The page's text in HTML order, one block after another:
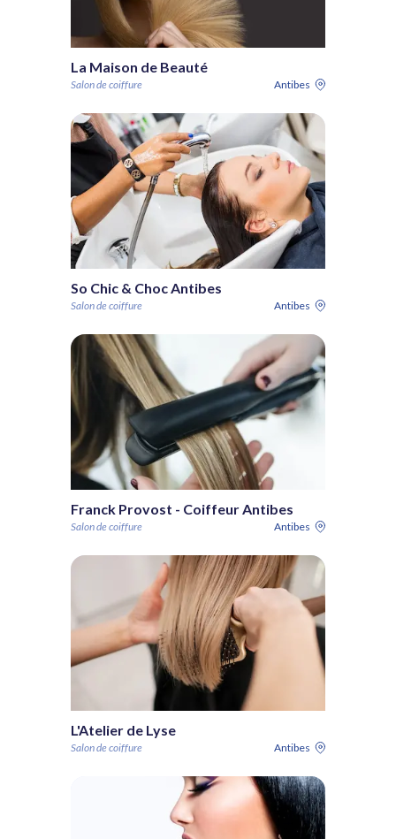
La Maison de Beauté
Salon de coiffure Antibes
So Chic & Choc Antibes
Salon de coiffure Antibes
Franck Provost - Coiffeur Antibes
Salon de coiffure Antibes
L'Atelier de Lyse
Salon de coiffure Antibes